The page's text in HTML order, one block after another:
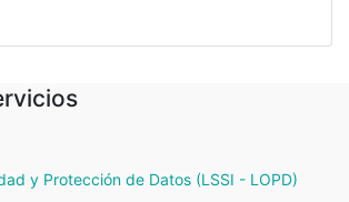
y Protección de Datos (LSSI - LOPD)